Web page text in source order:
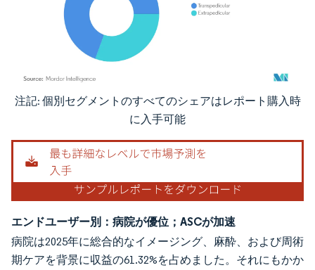
画像 © Mordor Intelligence。再利用にはCC BY 4.0の表示が必要です。
注記: 個別セグメントのすべてのシェアはレポート購入時
に入手可能
エンドユーザー別：病院が優位；ASCが加速
病院は2025年に総合的なイメージング、麻酔、および周術
期ケアを背景に収益の61.32%を占めました。それにもかか